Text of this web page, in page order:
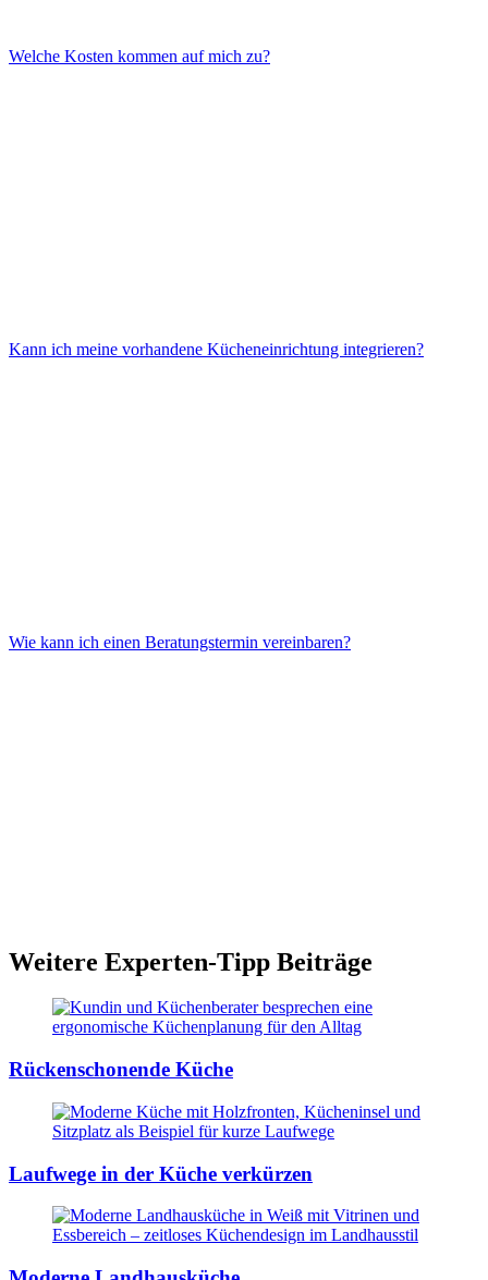
Welche Kosten kommen auf mich zu?
Kann ich meine vorhandene Kücheneinrichtung integrieren?
Wie kann ich einen Beratungstermin vereinbaren?
Du kannst uns telefonisch kontaktieren oder über unsere Website
einenTermin vereinbaren. Wir freuen uns darauf, gemeinsam mit dir
Weitere Experten-Tipp Beiträge
Rückenschonende Küche
Laufwege in der Küche verkürzen